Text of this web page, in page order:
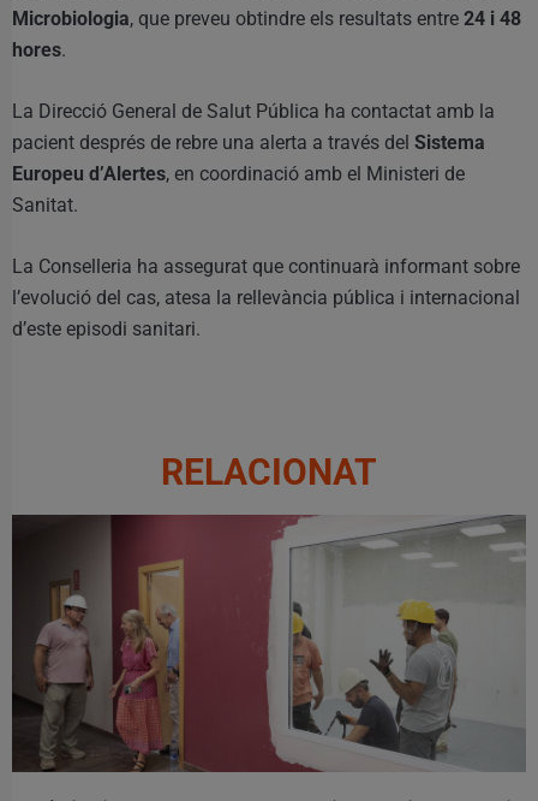
Microbiologia, que preveu obtindre els resultats entre 24 i 48
hores.
La Direcció General de Salut Pública ha contactat amb la
pacient després de rebre una alerta a través del Sistema
Europeu d’Alertes, en coordinació amb el Ministeri de
Sanitat.
La Conselleria ha assegurat que continuarà informant sobre
l’evolució del cas, atesa la rellevància pública i internacional
d’este episodi sanitari.
RELACIONAT